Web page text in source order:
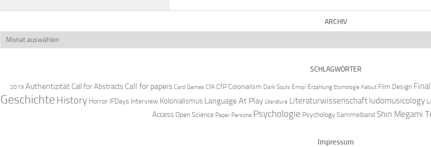
ARCHIV
Archiv
SCHLAGWÖRTER
2019 Authentizität Call for Abstracts Call for papers Card Games CfA CfP Colonialism Dark Souls Emoji Erzählung Etymologie Fallout Film Design
Geschichte History Horror IFDays Interview Kolonialismus Language At Play Literature Literaturwissenschaft ludomusicology
Access Open Science Paper Persona Psychologie PsychologySammelband Shin Megami
Impressum